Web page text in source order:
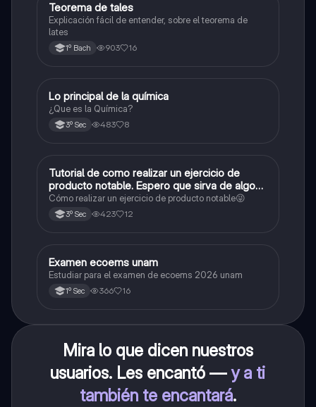
Matemáticas
Teorema de tales
Explicación fácil de entender, sobre el teorema de
lates
1º Bach 903 16
Química
Lo principal de la química
¿Que es la Química?
3º Sec 483 8
Matemáticas
Tutorial de como realizar un ejercicio de
producto notable. Espero que sirva de algo💕
😜
Cómo realizar un ejercicio de producto notable😜
3º Sec 423 12
Español
Examen ecoems unam
Estudiar para el examen de ecoems 2026 unam
1º Sec 366 16
Mira lo que dicen nuestros
usuarios. Les encantó —y a ti
también te encantará.